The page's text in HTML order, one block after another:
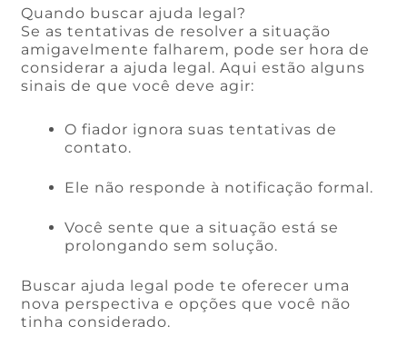
Quando buscar ajuda legal?
Se as tentativas de resolver a situação
amigavelmente falharem, pode ser hora de
considerar a ajuda legal. Aqui estão alguns
sinais de que você deve agir:
O fiador ignora suas tentativas de
contato.
Ele não responde à notificação formal.
Você sente que a situação está se
prolongando sem solução.
Buscar ajuda legal pode te oferecer uma
nova perspectiva e opções que você não
tinha considerado.